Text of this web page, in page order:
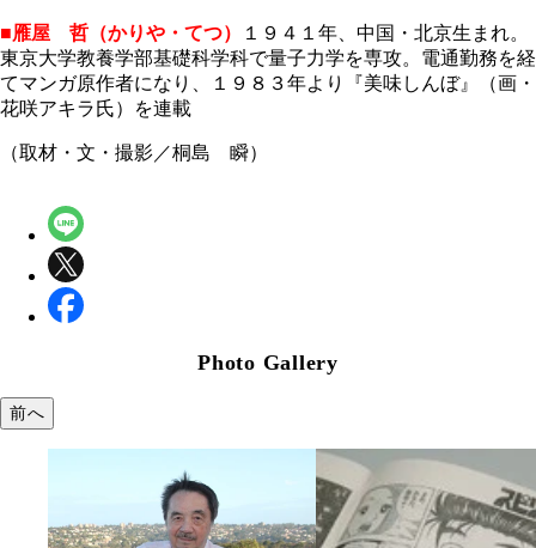
■雁屋 哲（かりや・てつ）
１９４１年、中国・北京生まれ。
東京大学教養学部基礎科学科で量子力学を専攻。電通勤務を経
てマンガ原作者になり、１９８３年より『美味しんぼ』（画・
花咲アキラ氏）を連載
（取材・文・撮影／桐島 瞬）
Photo Gallery
前へ